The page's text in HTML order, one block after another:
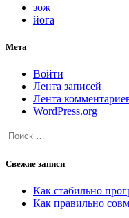
зож
йога
Мета
Войти
Лента записей
Лента
WordPress.org
Search
for:
Свежие записи
Как стабильно
Как правильно